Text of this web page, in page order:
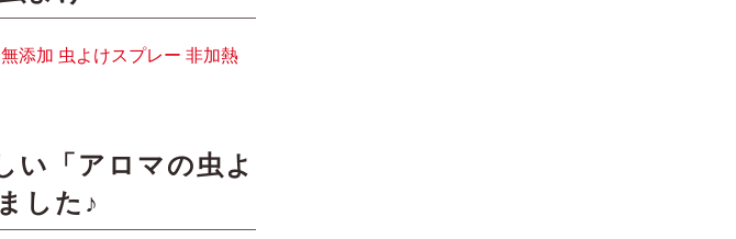
無添加 虫よけスプレー 非加熱
い「アロマの虫よ
した♪